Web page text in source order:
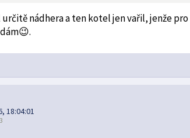
nádhera a ten kotel jen vařil, jenže
18:04:01